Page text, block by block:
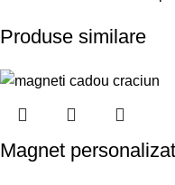
Produse similare
Magnet